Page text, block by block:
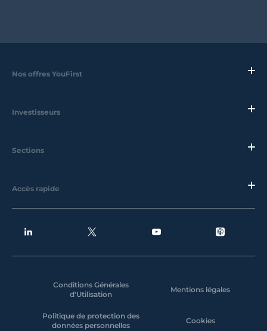
Nos offres YouFirst
Investisseurs
Sections
Accès rapide
Conditions Générales
d'Utilisation
Mentions légales
Politique de protection des
données personnelles
Cookies